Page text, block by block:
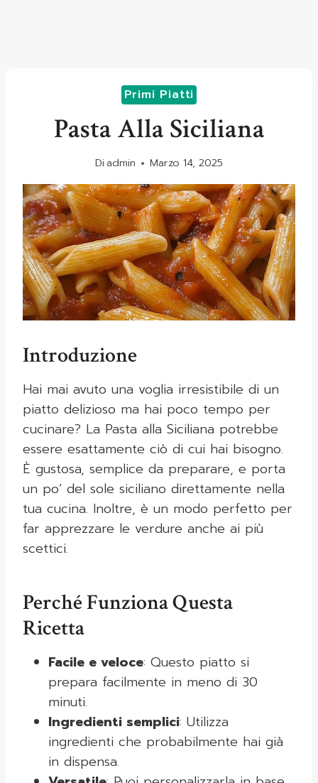
Primi Piatti
Pasta Alla Siciliana
Diadmin Marzo 14, 2025
Introduzione
Hai mai avuto una voglia irresistibile di un
piatto delizioso ma hai poco tempo per
cucinare? La Pasta alla Siciliana potrebbe
essere esattamente ciò di cui hai bisogno.
È gustosa, semplice da preparare, e porta
un po’ del sole siciliano direttamente nella
tua cucina. Inoltre, è un modo perfetto per
far apprezzare le verdure anche ai più
scettici.
Perché Funziona Questa
Ricetta
Facile e veloce: Questo piatto si
prepara facilmente in meno di 30
minuti.
Ingredienti semplici: Utilizza
ingredienti che probabilmente hai già
in dispensa.